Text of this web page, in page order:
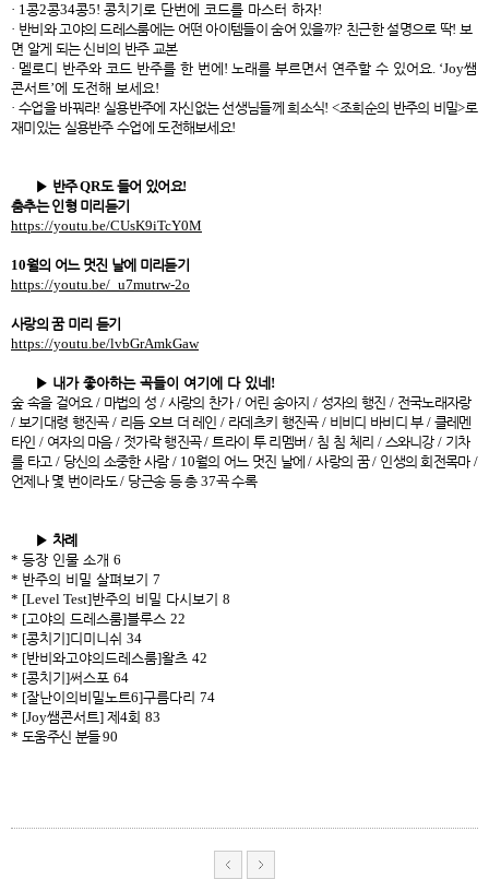
· 1콩2콩34콩5! 콩치기로 단번에 코드를 마스터 하자!
· 반비와 고야의 드레스룸에는 어떤 아이템들이 숨어 있을까? 친근한 설명으로 딱! 보
면 알게 되는 신비의 반주 교본
· 멜로디 반주와 코드 반주를 한 번에 ! 노래를 부르면서 연주할 수 있어요. ‘Joy쌤
콘서트’에 도전해 보세요!
· 수업을 바꿔라!실용반주에 자신없는 선생님들께 희소식! <조희순의 반주의 비밀>로
재미있는 실용반주 수업에 도전해보세요!
▶ 반주QR도 들어 있어요!
춤추는 인형 미리듣기
https://youtu.be/CUsK9iTcY0M
10월의 어느 멋진 날에 미리듣기
https://youtu.be/_u7mutrw-2o
사랑의 꿈 미리 듣기
https://youtu.be/lvbGrAmkGaw
▶ 내가 좋아하는 곡들이 여기에 다 있네 !
숲 속을 걸어요 / 마법의 성 / 사랑의 찬가 / 어린 송아지 / 성자의 행진 / 전국노래자랑
/ 보기대령 행진곡 / 리듬 오브 더 레인/ 라데츠키 행진곡 / 비비디 바비디 부 / 클레멘
타인 / 여자의 마음/ 젓가락 행진곡/트라이 투 리멤버/ 침 침 체리 / 스와니강/ 기차
를 타고 / 당신의 소중한 사람 / 10월의 어느 멋진 날에/사랑의 꿈/ 인생의 회전목마 /
언제나 몇 번이라도/ 당근송 등 총 37곡 수록
▶ 차례
* 등장 인물 소개 6
* 반주의 비밀 살펴보기 7
* [Level Test]반주의 비밀 다시보기 8
* [고야의 드레스룸]블루스 22
* [콩치기 ]디미니쉬 34
* [반비와고야의드레스룸]왈츠 42
* [콩치기 ]써스포 64
* [잘난이의비밀노트6]구름다리 74
* [Joy쌤콘서트] 제 4회 83
* 도움주신 분들 90